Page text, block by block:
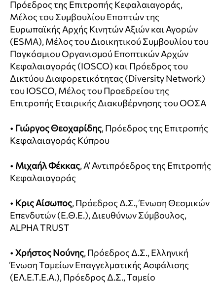
Πρόεδρος της Επιτροπής Κεφαλαιαγοράς,
Μέλος του Συμβουλίου Eποπτών της
Ευρωπαϊκής Αρχής Κινητών Αξιών και Αγορών
(ESMA), Μέλος του Διοικητικού Συμβουλίου του
Παγκόσμιου Οργανισμού Εποπτικών Αρχών
Κεφαλαιαγοράς (IOSCO) και Πρόεδρος του
Δικτύου Διαφορετικότητας (Diversity Network)
του IOSCO, Μέλος του Προεδρείου της
Επιτροπής Εταιρικής Διακυβέρνησης του ΟΟΣΑ
• Γιώργος Θεοχαρίδης, Πρόεδρος της Επιτροπής
Κεφαλαιαγοράς Κύπρου
• Μιχαήλ Φέκκας, Α’ Αντιπρόεδρος της Επιτροπής
Κεφαλαιαγοράς
• Κρις Αίσωπος, Πρόεδρος Δ.Σ., Ένωση Θεσμικών
Επενδυτών (Ε.Θ.Ε.), Διευθύνων Σύμβουλος,
ALPHA TRUST
• Χρήστος Νούνης, Πρόεδρος Δ.Σ., Ελληνική
Ένωση Ταμείων Επαγγελματικής Ασφάλισης
(ΕΛ.Ε.Τ.Ε.Α.), Πρόεδρος Δ.Σ., Ταμείο